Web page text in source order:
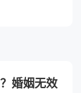
分配遗产
产时，应当
婚姻无效